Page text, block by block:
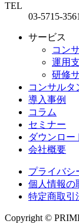
TEL
03-5715-
サービス
コン
運用
研修
コンサルタ
導入事例
コラム
セミナー
ダウンロー
会社概要
プライバシ
個人情報の
特定商取引
Copyright ©